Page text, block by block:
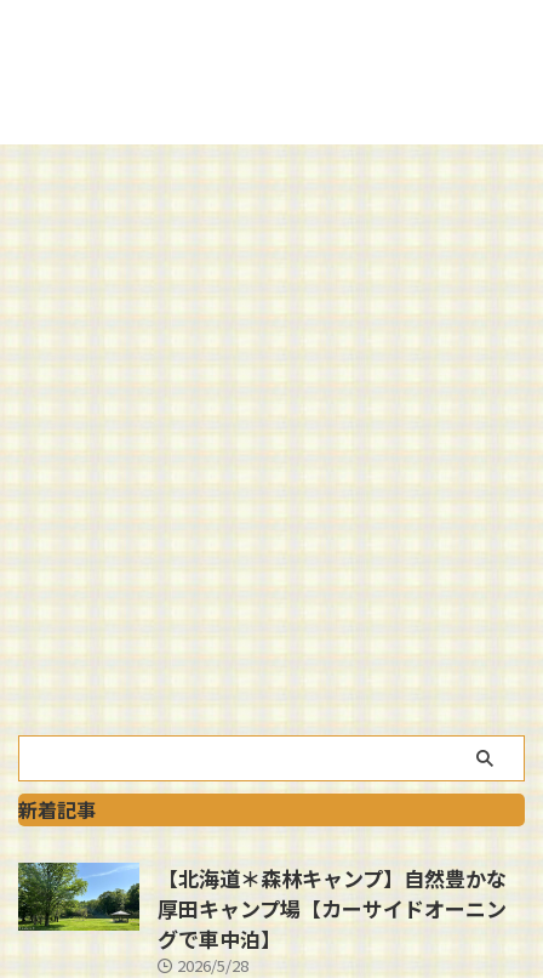
新着記事
【北海道＊森林キャンプ】自然豊かな
厚田キャンプ場【カーサイドオーニン
グで車中泊】
2026/5/28